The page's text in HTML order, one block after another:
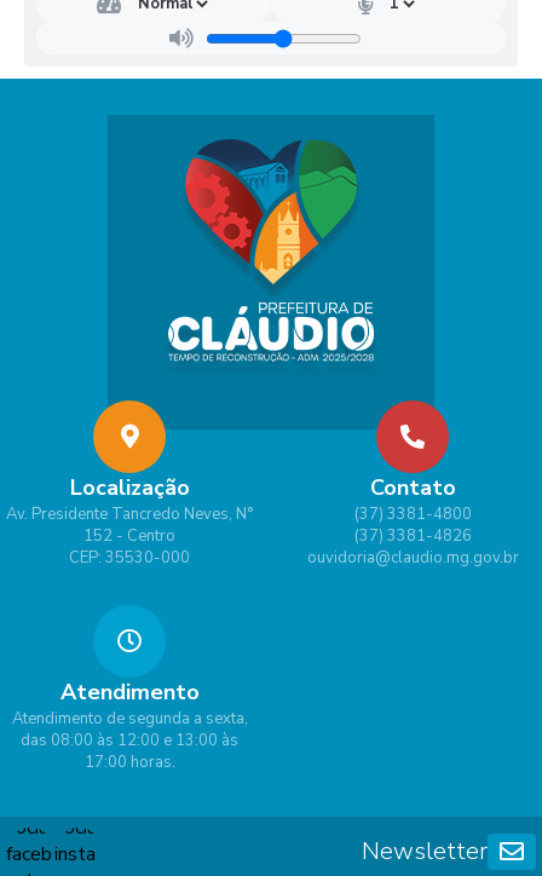
men
nici
Localização
Av. Presidente Tancredo Neves, N°
152 - Centro
CEP: 35530-000
Contato
(37) 3381-4800
(37) 3381-4826
ouvidoria@claudio.mg.gov.br
Atendimento
Atendimento de segunda a sexta,
das 08:00 às 12:00 e 13:00 às
17:00 horas.
Newsletter